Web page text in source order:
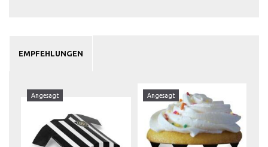
EMPFEHLUNGEN
Angesagt Angesagt